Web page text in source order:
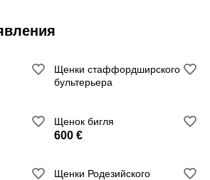
Щенки стаффордширского
бультерьера
Щенок бигля
600 €
Щенки Родезийского